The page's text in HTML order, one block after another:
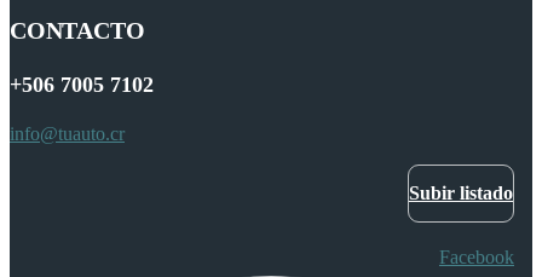
CONTACTO
+506 7005 7102
info@tuauto.cr
Subir listado
Facebook